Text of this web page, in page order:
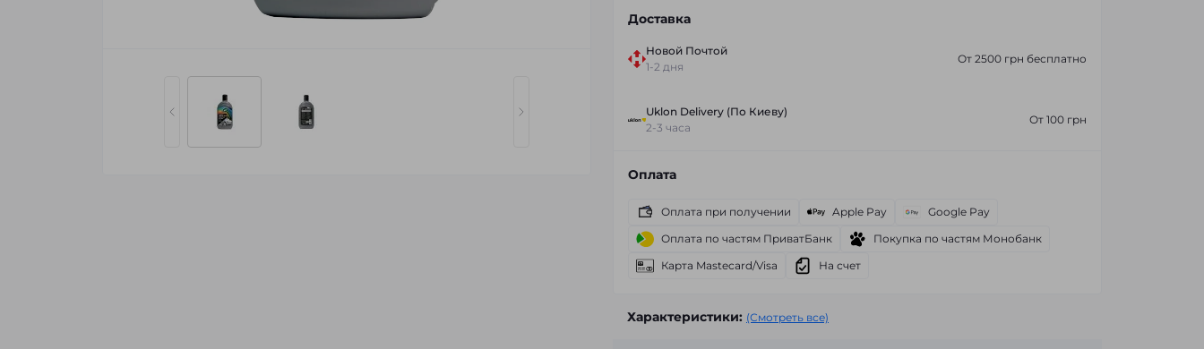
Доставка
Новой Почтой
1-2 дня
От 2500 грн бесплатно
Uklon Delivery (По Киеву)
2-3 часа
От 100 грн
Оплата
Оплата при получении Apple Pay
Google Pay
Оплата по частям ПриватБанк
Покупка по частям Монобанк
Карта Mastecard/Visa
На счет
Характеристики: (Смотреть все)